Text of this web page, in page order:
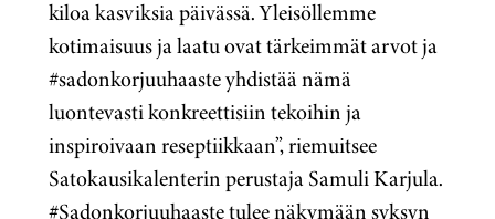
kiloa kasviksia päivässä. Yleisöllemme
kotimaisuus ja laatu ovat tärkeimmät arvot ja
#sadonkorjuuhaaste yhdistää nämä
luontevasti konkreettisiin tekoihin ja
inspiroivaan reseptiikkaan”, riemuitsee
Satokausikalenterin perustaja Samuli Karjula.
#Sadonkorjuuhaaste tulee näkymään syksyn